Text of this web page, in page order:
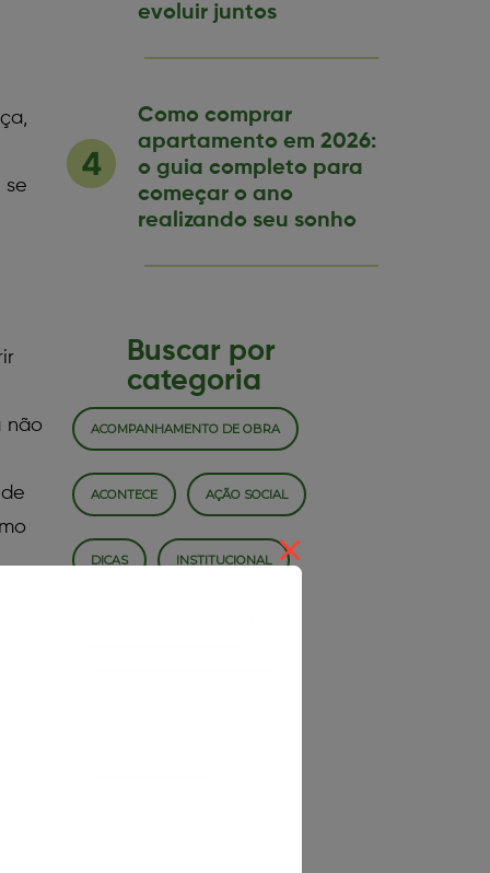
se
não
no
evoluir juntos
Como comprar
apartamento em 2026:
o guia completo para
começar o ano
realizando seu sonho
Buscar por
categoria
ACOMPANHAMENTO DE OBRA
ACONTECE AÇÃO SOCIAL
DICAS INSTITUCIONAL